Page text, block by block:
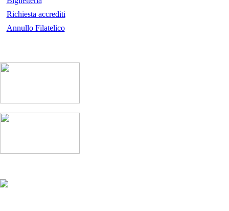
Richiesta accrediti
Annullo Filatelico